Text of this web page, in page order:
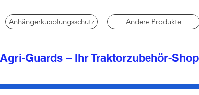
Anhängerkupplungsschutz Andere Produkte
Agri-Guards – Ihr Traktorzubehör-Shop